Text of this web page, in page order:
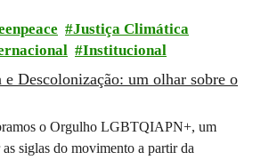
Justiça Climática
Institucional
Descolonização: um olhar sobre o
o Orgulho LGBTQIAPN+, um
siglas do movimento a partir da